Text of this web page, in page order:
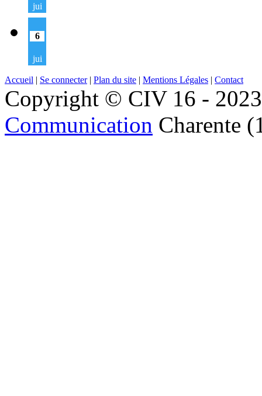
jui
6
jui
Accueil | Se connecter| Plan du site | Mentions Légales | Contact
Copyright © CIV 16 -
Communication Charente